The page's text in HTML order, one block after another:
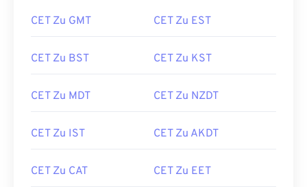
CET Zu GMT CET Zu EST
CET Zu BST CET Zu KST
CET Zu MDT CET Zu NZDT
CET Zu IST CET Zu AKDT
CET Zu CAT CET Zu EET